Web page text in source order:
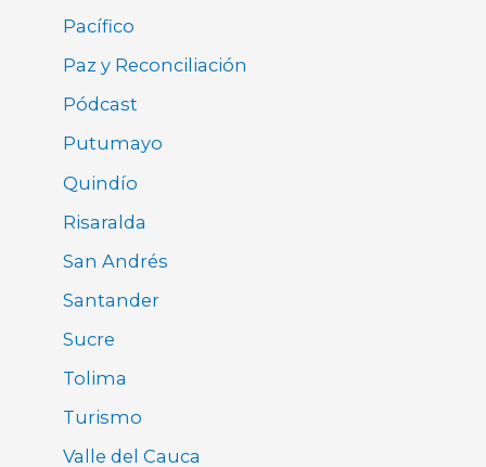
Pacífico
Paz y Reconciliación
Pódcast
Putumayo
Quindío
Risaralda
San Andrés
Santander
Sucre
Tolima
Turismo
Valle del Cauca